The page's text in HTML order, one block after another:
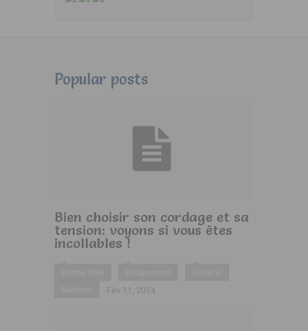
Popular posts
Bien choisir son cordage et sa
tension: voyons si vous êtes
incollables !
Fév 11, 2014